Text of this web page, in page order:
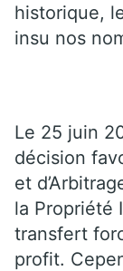
historique,
insu nos
Le 25 juin
décision
et
la Propriété
transfert
profit.